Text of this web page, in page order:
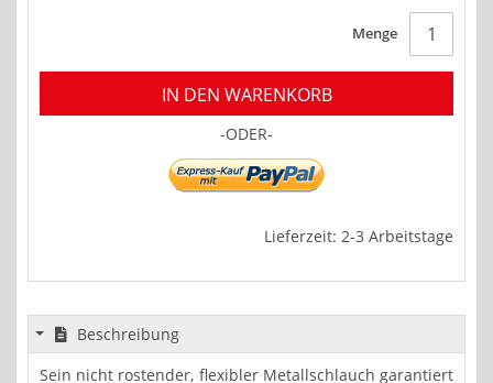
Menge
IN DEN WARENKORB
-ODER-
Lieferzeit: 2-3 Arbeitstage
Beschreibung
Sein nicht rostender, flexibler Metallschlauch garantiert